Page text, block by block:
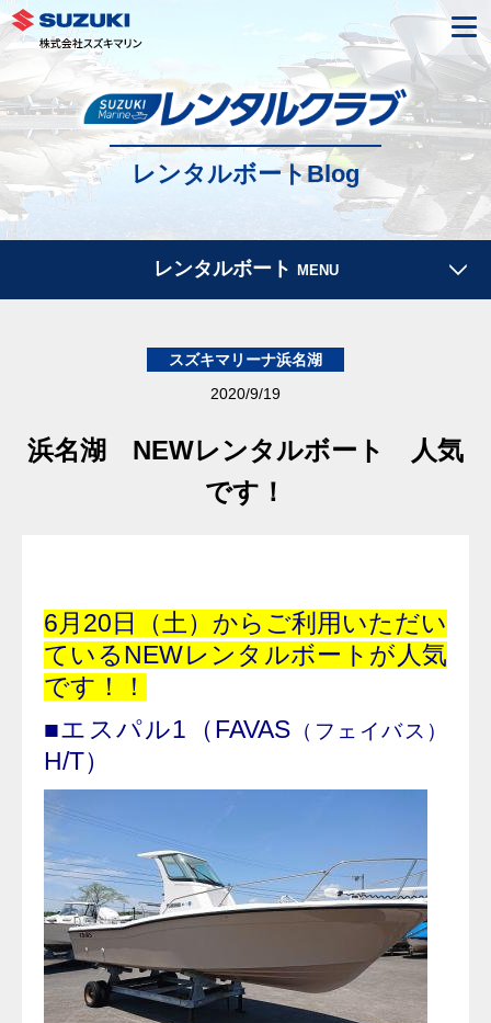
レンタルボートBlog
レンタルボート MENU
スズキマリーナ浜名湖
2020/9/19
浜名湖 NEWレンタルボート 人気
です！
6月20日（土）からご利用いただい
ているNEWレンタルボートが人気
です！！
■エスパル1（FAVAS （フェイバス）
H/T）